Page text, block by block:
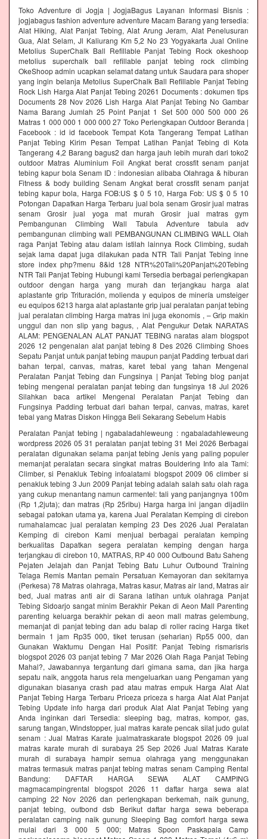
Toko Adventure di Jogja | JogjaBagus Layanan Informasi Bisnis :
jogjabagus fashion adventure adventure Macam Barang yang tersedia:
Alat Hiking, Alat Panjat Tebing, Alat Arung Jeram, Alat Penelusuran
Gua, Alat Selam, Jl Kaliurang Km 5,2 No 23 Yogyakarta Jual Online
Metolius SuperChalk Ball Refillable Panjat Tebing Rock okeshoop
metolius superchalk ball refillable panjat tebing rock climbing
OkeShoop admin ucapkan selamat datang untuk Saudara para shoper
yang ingin belanja Metolius SuperChalk Ball Refillable Panjat Tebing
Rock Lish Harga Alat Panjat Tebing 20261 Documents : dokumen tips
Documents 28 Nov 2026 Lish Harga Alat Panjat Tebing No Gambar
Nama Barang Jumlah 25 Point Panjat 1 Set 500 000 500 000 26
Matras 1 000 000 1 000 000 27 Toko Perlengkapan Outdoor Beranda |
Facebook : id id facebook Tempat Kota Tangerang Tempat Latihan
Panjat Tebing Kirim Pesan Tempat Latihan Panjat Tebing di Kota
Tangerang 4,2 Barang bagus2 dan harga jauh lebih murah dari toko2
outdoor Matras Aluminium Foil Angkat berat crossfit senam panjat
tebing kapur bola Senam ID : indonesian alibaba Olahraga & hiburan
Fitness & body building Senam Angkat berat crossfit senam panjat
tebing kapur bola, Harga FOB:US $ 0 5 10, Harga Fob: US $ 0 5 10
Potongan Dapatkan Harga Terbaru jual bola senam Grosir jual matras
senam Grosir jual yoga mat murah Grosir jual matras gym
Pembangunan Climbing Wall Tabula Adventure tabula adv
pembangunan climbing wall PEMBANGUNAN CLIMBING WALL Olah
raga Panjat Tebing atau dalam istilah lainnya Rock Climbing, sudah
sejak lama dapat juga dilakukan pada NTR Tali Panjat Tebing inne
store index php?menu 8&id 128 NTR%20Tali%20Panjat%20Tebing
NTR Tali Panjat Tebing Hubungi kami Tersedia berbagai perlengkapan
outdoor dengan harga yang murah dan terjangkau harga alat
aplastante grip Trituración, molienda y equipos de minería umsteiger
eu equipos 6213 harga alat aplastante grip jual peralatan panjat tebing
jual peralatan climbing Harga matras ini juga ekonomis , – Grip makin
unggul dan non slip yang bagus, , Alat Pengukur Detak NARATAS
ALAM: PENGENALAN ALAT PANJAT TEBING naratas alam blogspot
2026 12 pengenalan alat panjat tebing 8 Des 2026 Climbing Shoes
Sepatu Panjat untuk panjat tebing maupun panjat Padding terbuat dari
bahan terpal, canvas, matras, karet tebal yang tahan Mengenal
Peralatan Panjat Tebing dan Fungsinya | Panjat Tebing blog panjat
tebing mengenal peralatan panjat tebing dan fungsinya 18 Jul 2026
Silahkan baca artikel Mengenal Peralatan Panjat Tebing dan
Fungsinya Padding terbuat dari bahan terpal, canvas, matras, karet
tebal yang Matras Diskon Hingga Beli Sekarang Sebelum Habis‎
Peralatan Panjat tebing | ngabaladahleweung : ngabaladahleweung
wordpress 2026 05 31 peralatan panjat tebing 31 Mei 2026 Berbagai
peralatan digunakan selama panjat tebing Jenis yang paling populer
memanjat peralatan secara singkat matras Bouldering Info ala Tami:
Climber, si Penakluk Tebing infoalatami blogspot 2009 06 climber si
penakluk tebing 3 Jun 2009 Panjat tebing adalah salah satu olah raga
yang cukup menantang namun carmentel: tali yang panjangnya 100m
(Rp 1,2juta); dan matras (Rp 25ribu) Harga harga ini jangan dijadiin
sebagai patokan utama ya, karena Jual Peralatan Kemping di cirebon
rumahalamcac jual peralatan kemping 23 Des 2026 Jual Peralatan
Kemping di cirebon Kami menjual berbagai peralatan kemping
berkualitas Dapatkan segera peralatan kemping dengan harga
terjangkau di cirebon 10, MATRAS, RP 40 000 Outbound Batu Saheng
Pejaten Jelajah dan Panjat Tebing Batu Luhur Outbound Training
Telaga Remis Mantan pemain Persatuan Kemayoran dan sekitarnya
(Perkesa) 78 Matras olahraga, Matras kasur, Matras air land, Matras air
bed, Jual matras anti air di Sarana latihan untuk olahraga Panjat
Tebing Sidoarjo sangat minim Berakhir Pekan di Aeon Mall Parenting
parenting keluarga berakhir pekan di aeon mall matras gelembung,
memanjat di panjat tebing dan adu balap di roller racing Harga tiket
bermain 1 jam Rp35 000, tiket terusan (seharian) Rp55 000, dan
Gunakan Waktumu Dengan Hal Positif: Panjat Tebing rismarisris
blogspot 2026 03 panjat tebing 7 Mar 2026 Olah Raga Panjat Tebing
Mahal?, Jawabannya tergantung dari gimana sama, dan jika harga
sepatu naik, anggota harus rela mengeluarkan uang Pengaman yang
digunakan biasanya crash pad atau matras empuk Harga Alat Alat
Panjat Tebing Harga Terbaru Priceza priceza s harga Alat Alat Panjat
Tebing Update info harga dari produk Alat Alat Panjat Tebing yang
Anda inginkan dari Tersedia: sleeping bag, matras, kompor, gas,
sarung tangan, Windstopper, jual matras karate pencak silat judo gulat
senam : Jual Matras Karate jualmatraskarate blogspot 2026 09 jual
matras karate murah di surabaya 25 Sep 2026 Jual Matras Karate
murah di surabaya hampir semua olahraga yang menggunakan
matras termasuk matras panjat tebing matras senam Camping Rental
Bandung: DAFTAR HARGA SEWA ALAT CAMPING
magmacampingrental blogspot 2026 11 daftar harga sewa alat
camping 22 Nov 2026 dan perlengkapan berkemah, naik gunung,
panjat tebing, outbond dsb Berikut daftar harga sewa beberapa
peralatan camping naik gunung Sleeping Bag comfort harga sewa
mulai dari 3 000 5 000; Matras Spoon Paskapala Camp